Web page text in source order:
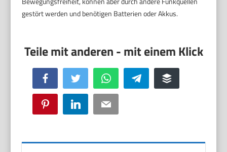
gestört werden und benötigen Batterien oder Akkus.
Facebook Twitter WhatsApp Telegram Buffer
Pinterest LinkedIn Email